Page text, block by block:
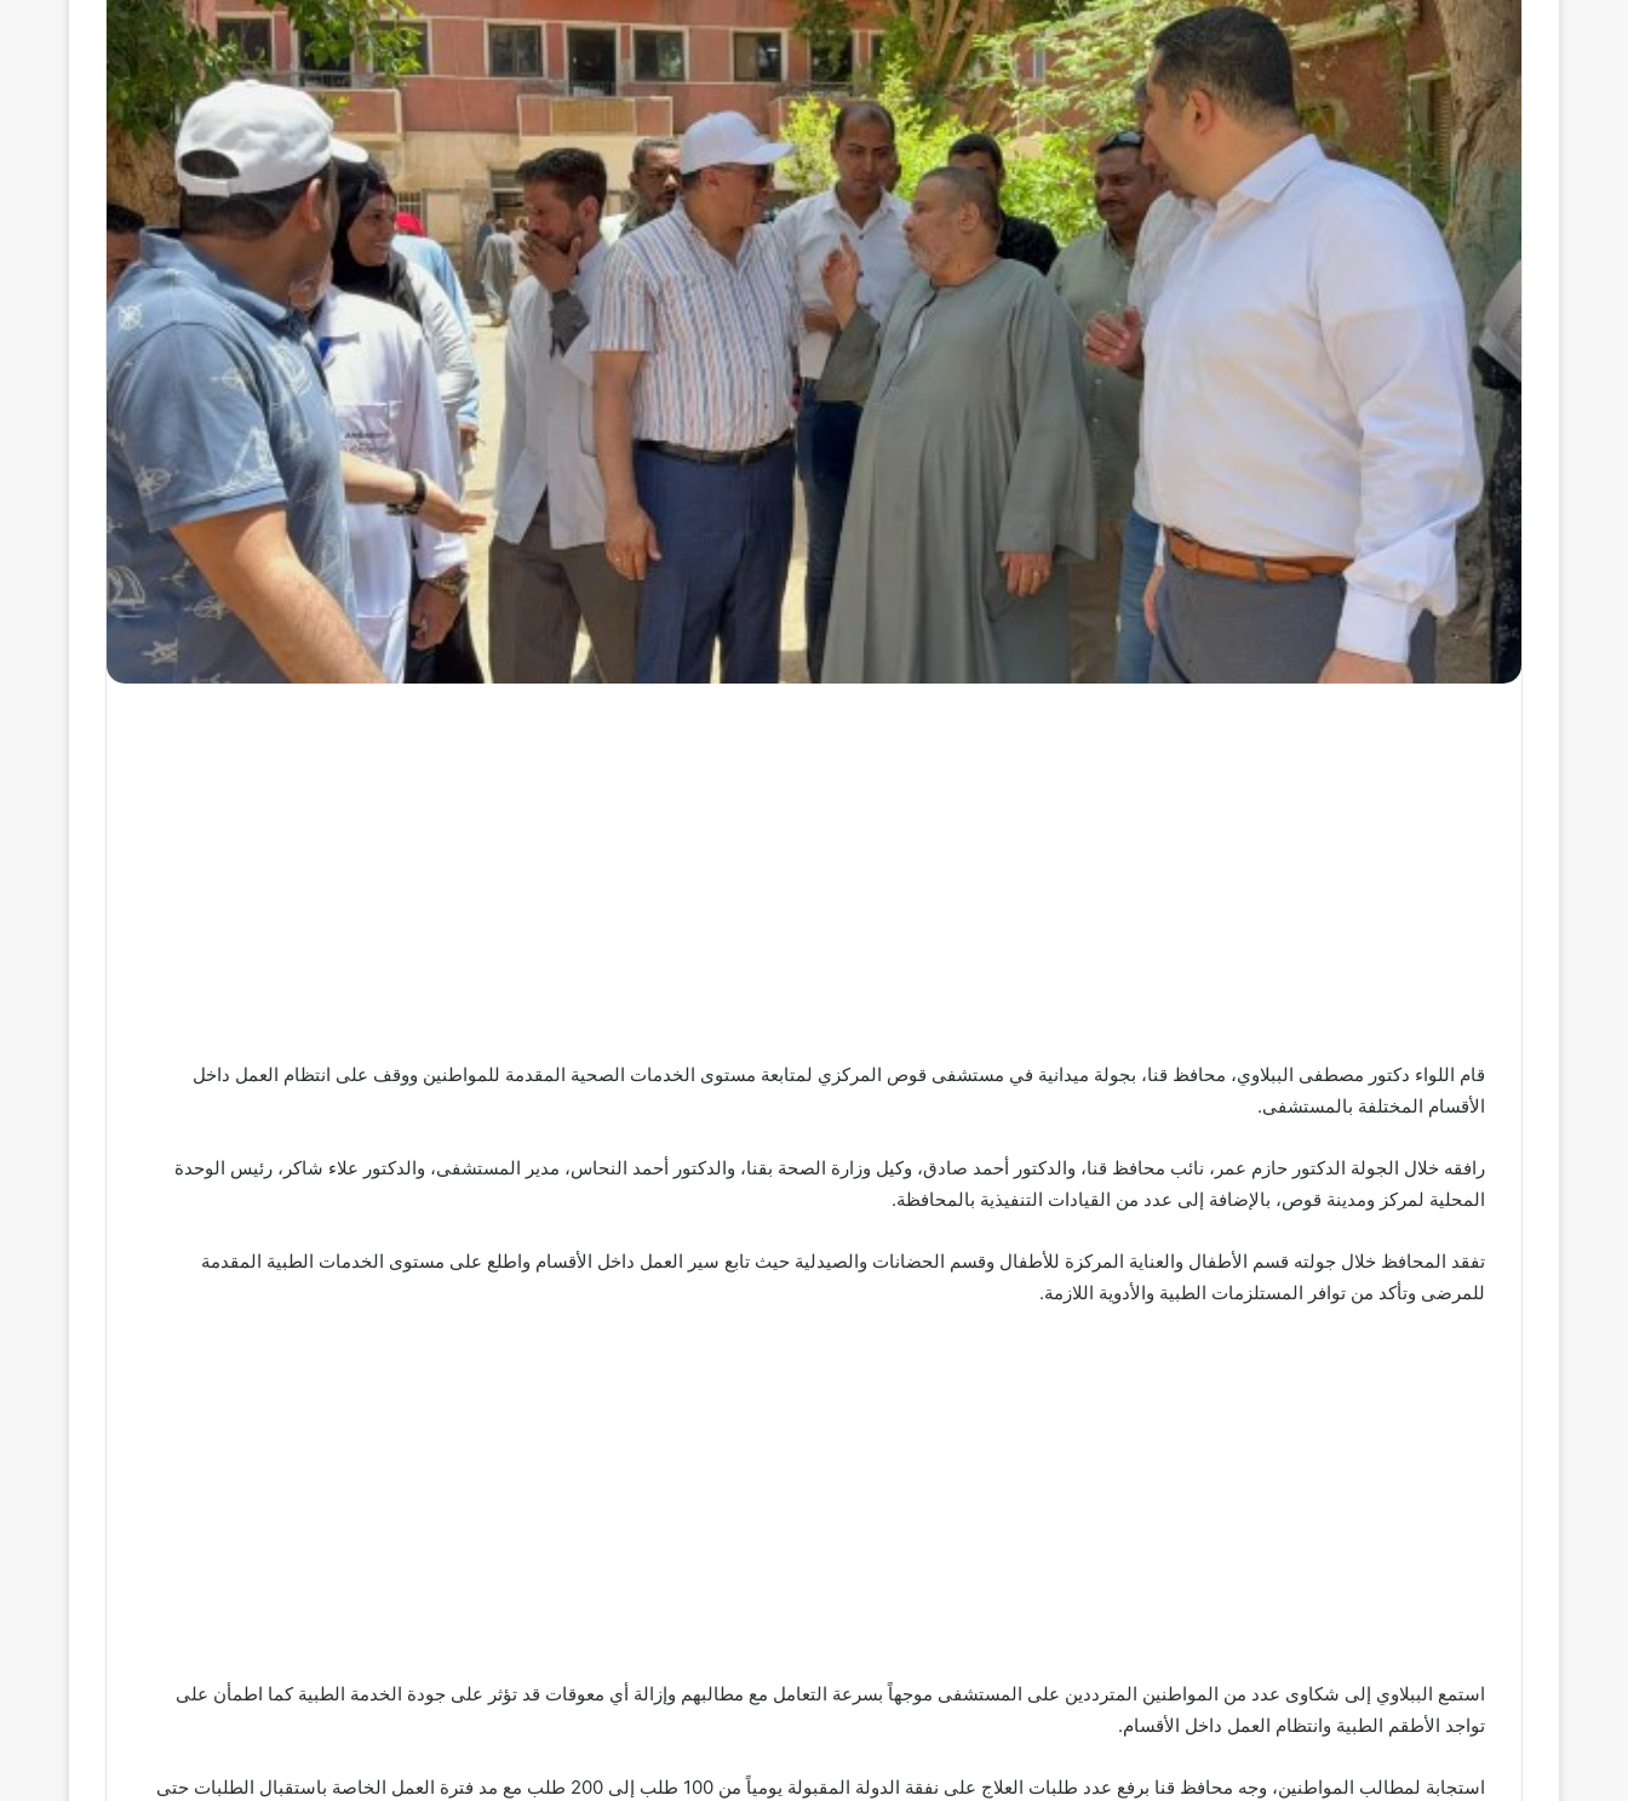
قام اللواء دكتور مصطفى الببلاوي، محافظ قنا، بجولة ميدانية في مستشفى قوص المركزي لمتابعة مستوى الخدمات الصحية المقدمة للمواطنين ووقف على انتظام العمل داخل
الأقسام المختلفة بالمستشفى.
رافقه خلال الجولة الدكتور حازم عمر، نائب محافظ قنا، والدكتور أحمد صادق، وكيل وزارة الصحة بقنا، والدكتور أحمد النحاس، مدير المستشفى، والدكتور علاء شاكر، رئيس الوحدة
المحلية لمركز ومدينة قوص، بالإضافة إلى عدد من القيادات التنفيذية بالمحافظة.
تفقد المحافظ خلال جولته قسم الأطفال والعناية المركزة للأطفال وقسم الحضانات والصيدلية حيث تابع سير العمل داخل الأقسام واطلع على مستوى الخدمات الطبية المقدمة
للمرضى وتأكد من توافر المستلزمات الطبية والأدوية اللازمة.
استمع الببلاوي إلى شكاوى عدد من المواطنين المترددين على المستشفى موجهاً بسرعة التعامل مع مطالبهم وإزالة أي معوقات قد تؤثر على جودة الخدمة الطبية كما اطمأن على
تواجد الأطقم الطبية وانتظام العمل داخل الأقسام.
استجابة لمطالب المواطنين، وجه محافظ قنا برفع عدد طلبات العلاج على نفقة الدولة المقبولة يومياً من 100 طلب إلى 200 طلب مع مد فترة العمل الخاصة باستقبال الطلبات حتى